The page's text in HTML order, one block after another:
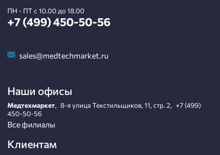
ПН - ПТ с 10.00 до 18.00
+7 (499) 450-50-56
sales@medtechmarket.ru
Наши офисы
Медтехмаркет, 8-я улица Текстильщиков, 11, стр. 2, +7 (499)
450-50-56
Все филиалы
Клиентам